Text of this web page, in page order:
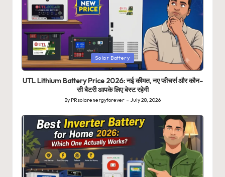
Posted
in
Solar Battery
UTL Lithium Battery Price 2026: नई कीमत, नए फीचर्स और कौन-
सी बैटरी आपके लिए बेस्ट रहेगी
Posted
By PRsolarenergyforever July 28, 2026